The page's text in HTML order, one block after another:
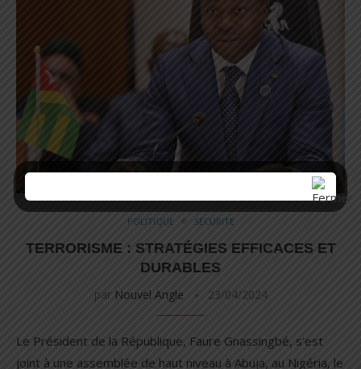
POLITIQUE SECURITE
TERRORISME : STRATÉGIES EFFICACES ET
DURABLES
par Nouvel Angle 23/04/2024
Le Président de la République, Faure Gnassingbé, s’est
joint à une assemblée de haut niveau à Abuja, au Nigéria, le